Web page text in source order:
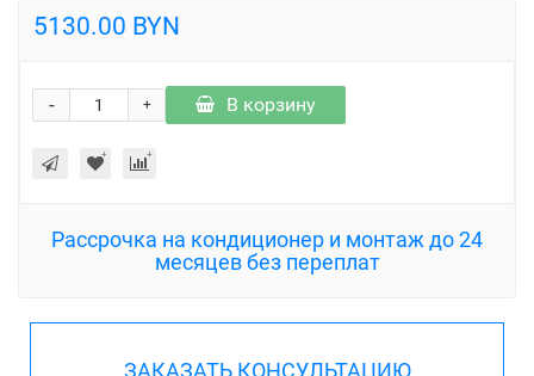
5130.00 BYN
+
- В корзину
Рассрочка на кондиционер и монтаж до 24
месяцев без переплат
ЗАКАЗАТЬ КОНСУЛЬТАЦИЮ